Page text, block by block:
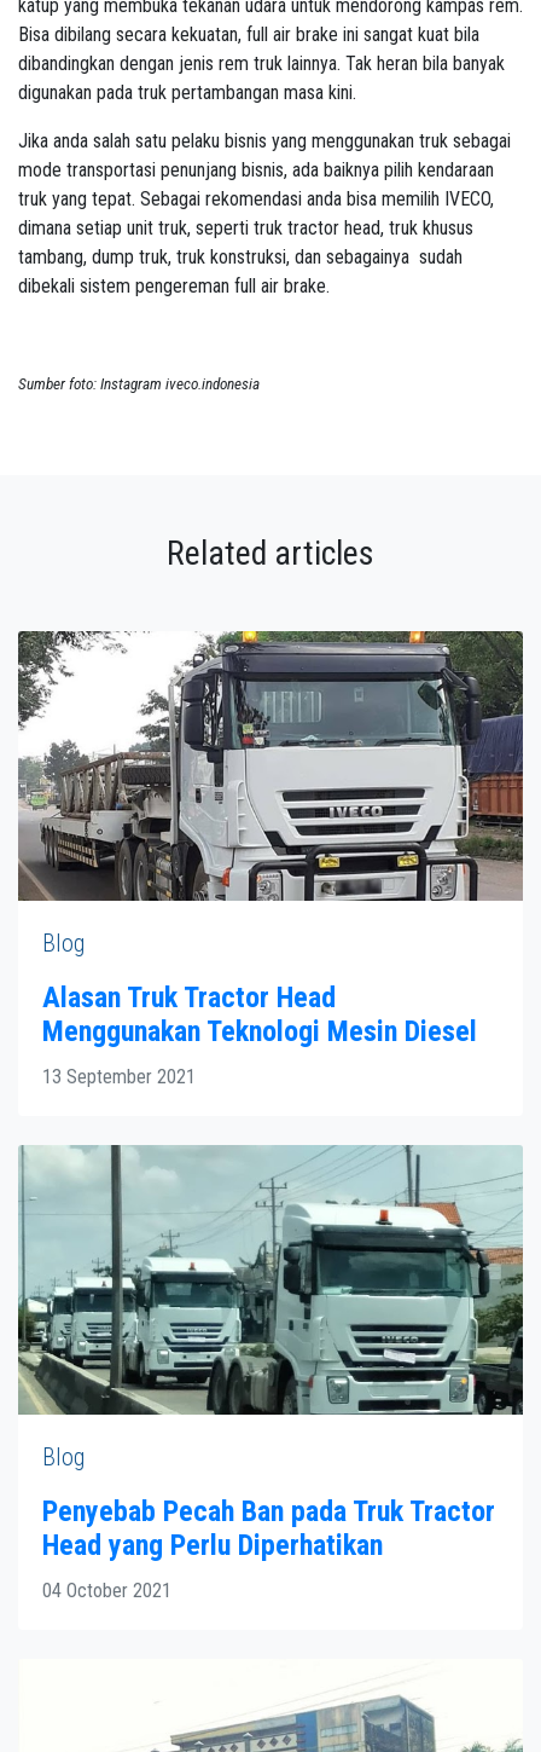
katup yang membuka tekanan udara untuk mendorong kampas rem.
Bisa dibilang secara kekuatan, full air brake ini sangat kuat bila
dibandingkan dengan jenis rem truk lainnya. Tak heran bila banyak
digunakan pada truk pertambangan masa kini.
Jika anda salah satu pelaku bisnis yang menggunakan truk sebagai
mode transportasi penunjang bisnis, ada baiknya pilih kendaraan
truk yang tepat. Sebagai rekomendasi anda bisa memilih IVECO,
dimana setiap unit truk, seperti truk tractor head, truk khusus
tambang, dump truk, truk konstruksi, dan sebagainya sudah
dibekali sistem pengereman full air brake.
Sumber foto: Instagram iveco.indonesia
Related articles
Blog
Alasan Truk Tractor Head
Menggunakan Teknologi Mesin Diesel
13 September 2021
Blog
Penyebab Pecah Ban pada Truk Tractor
Head yang Perlu Diperhatikan
04 October 2021